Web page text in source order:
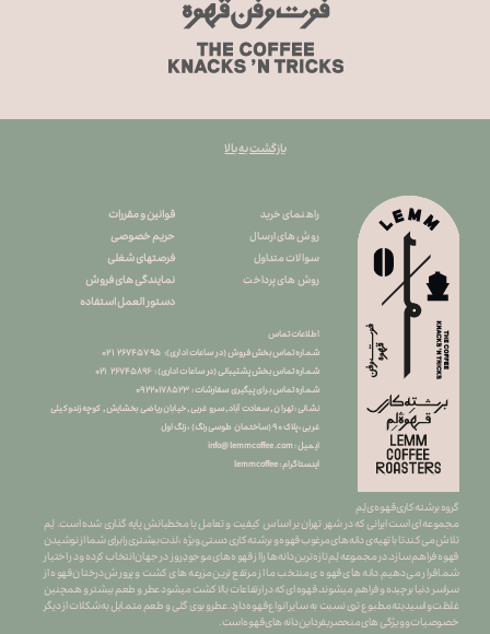
گروه برشته کاری قهوه ی لِم
​​​​​​​مجموعه ای است ایرانی که در شهر تهران بر اساس کیفیت و تعامل با مخطبانش پایه گذاری شده است. لِم
تلاش می کند تا با تهیه ی دانه های مرغوب قهوه و برشته کاری دستی ِ ویژه ، لذت بیشتری را برای شما از نوشیدن
قهوه فراهم سازد.در مجموعه لِم تازه ترین دانه ها را از قهوه های موجودِ روز در جهان انتخاب کرده و در اختیار
شما قرار می دهیم.دانه های قهوه ی منتخب ما از مرتفع ترین مزرعه های کشت و پرورش درختان قهوه از
سراسر دنیا برچیده و فراهم میشوند.قهوه ای که در ارتفاعات بالا کشت میشود عطر و طعم بیشتر و همچنین
غلظت و اسیدیته مطبوع تری نسبت به سایر انواع قهوه دارد.عطرو بوی گلی و طعم متمایل به شکلات از دیگر
خصوصیات و ویژگی های منحصربفرد این دانه های قهوه است.
راهنمای خرید
روش های ارسال
سوالات متداول
روش های پرداخت
قوانین و مقررات
حریم خصوصی
فرصتهای شغلی
نمایندگی های فروش
دستور العمل استفاده
اطلاعات تماس
شماره تماس بخش فروش (در ساعات اداری): ۲۶۷۴۵۷۹۵ ۰۲۱
شماره تماس بخش پشتیبانی (در ساعات اداری) : ۲۶۷۴۵۸۹۶ ۰۲۱
شماره تماس برای پیگیری سفارشات : ۰۹۲۲۰۱۷۸۵۲۳
نشانی : تهران , سعادت آباد , سرو غربی , خیابان ریاضی بخشایش , کوچه زندوکیلی
غربی ، پلاک ۹۰ (ساختمان طوسی رنگ) ، زنگ اول
info@lemmcoffee.com : ایمیل
lemmcoffee : اینستاگرام
بازگشت به بالا